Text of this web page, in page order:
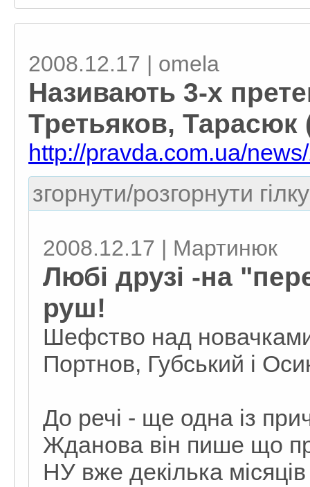
2008.12.17 | omela
Називають 3-х
Третьяков, Тарасюк
http://pravda.com.ua/
згорнути/розгорнути
2008.12.17 | Мартинюк
Любі друзі -на
руш!
Шефство над
Портнов, Губський і
До речі - ще одна із
Жданова він пише що
НУ вже декілька